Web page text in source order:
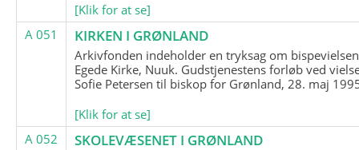
[Klik for at se]
A 051
KIRKEN I GRØNLAND
Arkivfonden indeholder en tryksag om
Egede Kirke, Nuuk. Gudstjenestens forløb ved
Sofie Petersen til biskop for Grønland, 28. maj
[Klik for at se]
A 052
SKOLEVÆSENET I GRØNLAND